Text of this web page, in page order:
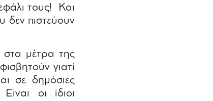
τους!
Και
δεν πιστεύουν
στα μέτρα της
γιατί
σε δημόσιες
οι ίδιοι